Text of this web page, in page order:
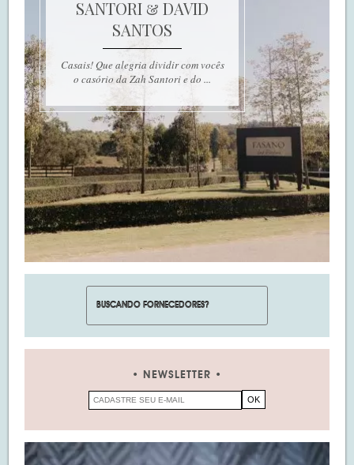
SANTORI & DAVID
SANTOS
Casais! Que alegria dividir com vocês
o casório da Zah Santori e do ...
NEWSLETTER